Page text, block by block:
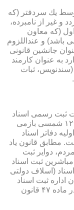
توسط یك سردفتر (كه
و غیر از نامبرده،
(كه معاون
باشد) و عنداللزوم
جانشین قانونی
به عنوان كارمند
ثبات
ثبت رسمی اسناد
مراجعان، به قانون ثبت اسناد مصوب سال ۱۲۹۰ شمسی بازمی
دفاتر اسناد
مطابق قانون یاد
دوایر ثبت
به عنوان نهادی دولتی، از دو قسمت ۱ ـ مباشرین ثبت اسناد
(اسلاف دولتی
ثبت اسناد
واملاك محسوب می گردیدند كه وظایف آنان در ماده ۴۷ قانون